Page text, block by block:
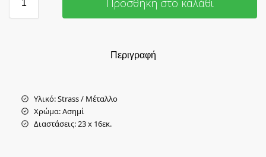
Περιγραφή
Υλικό: Strass / Μέταλλο
Χρώμα: Ασημί
Διαστάσεις: 23 x 16εκ.